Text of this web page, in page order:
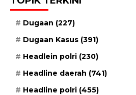
Dugaan (227)
Dugaan Kasus (391)
Headlein polri (230)
Headline daerah (741)
Headline polri (455)